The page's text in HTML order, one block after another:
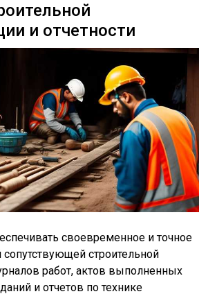
и отчетности
своевременное и точное
строительной
работ, актов выполненных
и отчетов по технике